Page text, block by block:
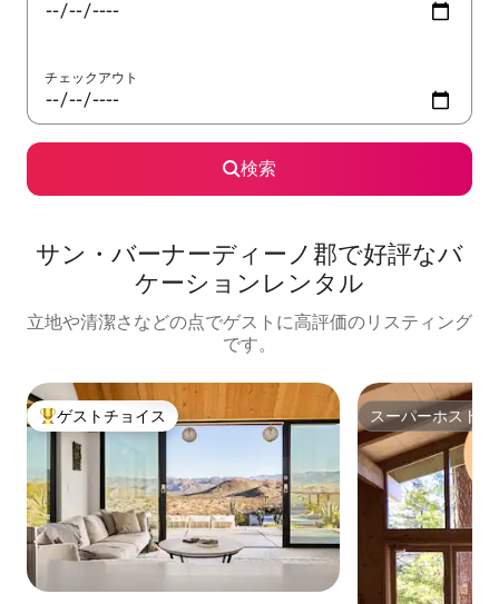
チェックアウト
検索
サン・バーナーディーノ郡で好評なバ
ケーションレンタル
立地や清潔さなどの点でゲストに高評価のリスティング
です。
大好評のゲストチョイスです。
ゲストチョイス スーパーホスト
スーパーホスト